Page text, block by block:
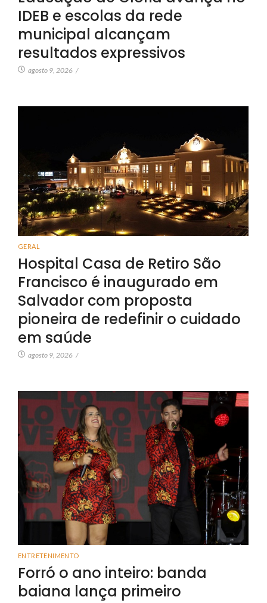
IDEB e escolas da rede
municipal alcançam
resultados expressivos
agosto 9, 2026 /
GERAL
Hospital Casa de Retiro São
Francisco é inaugurado em
Salvador com proposta
pioneira de redefinir o cuidado
em saúde
agosto 9, 2026 /
ENTRETENIMENTO
Forró o ano inteiro: banda
baiana lança primeiro